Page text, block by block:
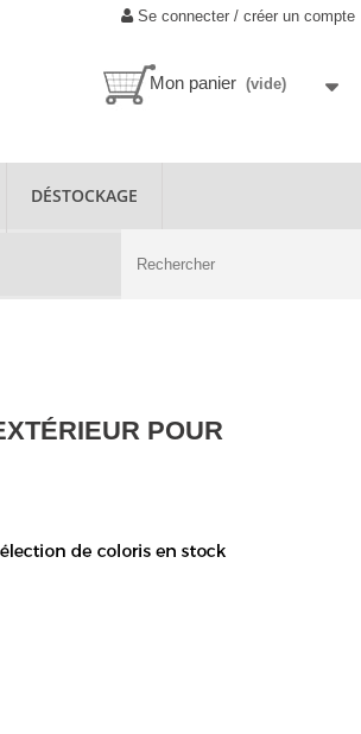
Se connecter / créer un compte
Mon panier (vide)
DÉSTOCKAGE
POUR